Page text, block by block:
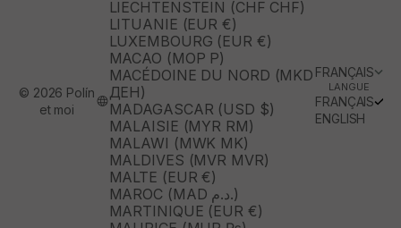
LIECHTENSTEIN (CHF CHF)
LITUANIE (EUR €)
LUXEMBOURG (EUR €)
MACAO (MOP P)
MACÉDOINE DU NORD (MKD
ДЕН)
MADAGASCAR (USD $)
MALAISIE (MYR RM)
MALAWI (MWK MK)
MALDIVES (MVR MVR)
MALTE (EUR €)
MAROC (MAD د.م.)
MARTINIQUE (EUR €)
FRANÇAIS
LANGUE
FRANÇAIS
ENGLISH
© 2026 Polín
et moi